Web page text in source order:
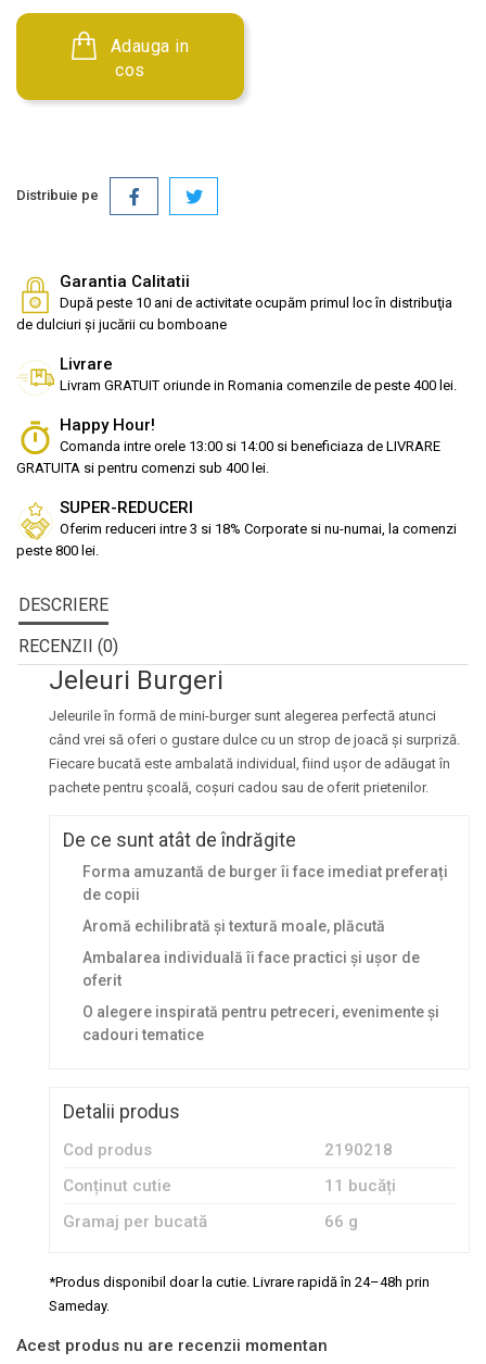
cos
Distribuie pe
Garantia Calitatii
După peste 10 ani de activitate ocupăm primul loc în distribuţia
de dulciuri și jucării cu bomboane
Livrare
Livram GRATUIT oriunde in Romania comenzile de peste 400 lei.
Happy Hour!
Comanda intre orele 13:00 si 14:00 si beneficiaza de LIVRARE
GRATUITA si pentru comenzi sub 400 lei.
SUPER-REDUCERI
Oferim reduceri intre 3 si 18% Corporate si nu-numai, la comenzi
peste 800 lei.
DESCRIERE
RECENZII (0)
Jeleuri Burgeri
Jeleurile în formă de mini-burger sunt alegerea perfectă atunci
când vrei să oferi o gustare dulce cu un strop de joacă și surpriză.
Fiecare bucată este ambalată individual, fiind ușor de adăugat în
pachete pentru școală, coșuri cadou sau de oferit prietenilor.
De ce sunt atât de îndrăgite
Forma amuzantă de burger îi face imediat preferați
de copii
Aromă echilibrată și textură moale, plăcută
Ambalarea individuală îi face practici și ușor de
oferit
O alegere inspirată pentru petreceri, evenimente și
cadouri tematice
Detalii produs
Cod produs
2190218
Conținut cutie
11 bucăți
Gramaj per bucată
66 g
*Produs disponibil doar la cutie. Livrare rapidă în 24–48h prin
Sameday.
Acest produs nu are recenzii momentan